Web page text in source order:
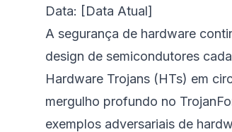
Data: [Data Atual]
A segurança de hardware
design de semicondutores
Hardware Trojans (HTs) em
mergulho profundo no
exemplos adversariais de